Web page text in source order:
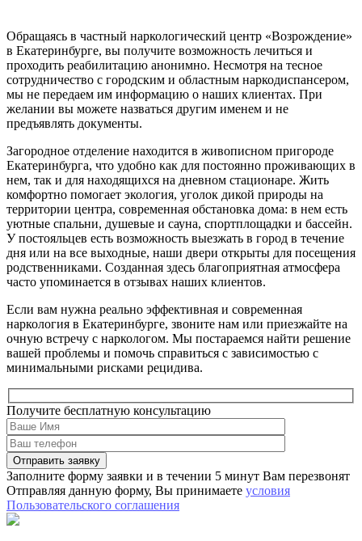
Обращаясь в частный наркологический центр «Возрождение»
в Екатеринбурге, вы получите возможность лечиться и
проходить реабилитацию анонимно. Несмотря на тесное
сотрудничество с городским и областным наркодиспансером,
мы не передаем им информацию о наших клиентах. При
желании вы можете назваться другим именем и не
предъявлять документы.
Загородное отделение находится в живописном пригороде
Екатеринбурга, что удобно как для постоянно проживающих в
нем, так и для находящихся на дневном стационаре. Жить
комфортно помогает экология, уголок дикой природы на
территории центра, современная обстановка дома: в нем есть
уютные спальни, душевые и сауна, спортплощадки и бассейн.
У постояльцев есть возможность выезжать в город в течение
дня или на все выходные, наши двери открыты для посещения
родственниками. Созданная здесь благоприятная атмосфера
часто упоминается в отзывах наших клиентов.
Если вам нужна реально эффективная и современная
наркология в Екатеринбурге, звоните нам или приезжайте на
очную встречу с наркологом. Мы постараемся найти решение
вашей проблемы и помочь справиться с зависимостью с
минимальными рисками рецидива.
Получите бесплатную консультацию
Заполните форму заявки и в течении 5 минут Вам перезвонят
Отправляя данную форму, Вы принимаете условия
Пользовательского соглашения